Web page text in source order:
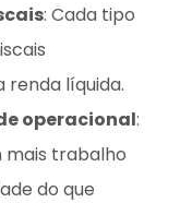
: Cada tipo
renda líquida.
operacional:
mais trabalho
do que